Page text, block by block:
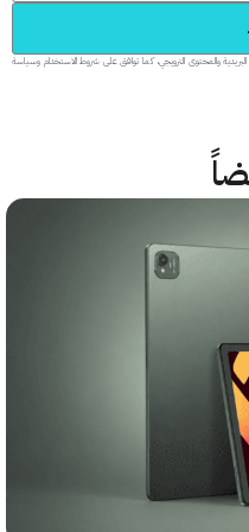
النشرات البريدية والمحتوى الترويجي، كما توافق على شروط الاستخدام وسياسة